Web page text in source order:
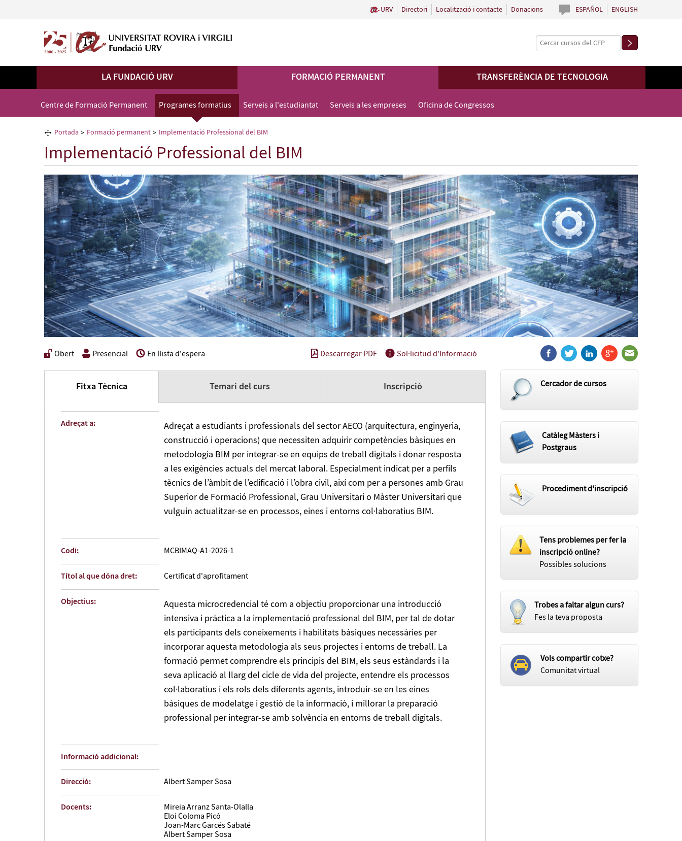
ESPAÑOL ENGLISH
URV Directori Localització i contacte Donacions
LA FUNDACIÓ URV FORMACIÓ PERMANENT TRANSFERÈNCIA DE TECNOLOGIA
Centre de Formació Permanent Programes formatius Serveis a l'estudiantat Serveis a les empreses Oficina de Congressos
Portada Formació permanent Implementació Professional del BIM
Implementació Professional del BIM
Obert Presencial En llista d'espera Descarregar PDF Sol·licitud d'Informació
Fitxa Tècnica
Adreçat a:
Adreçat a estudiants i professionals del sector AECO (arquitectura, enginyeria,
construcció i operacions) que necessiten adquirir competències bàsiques en
metodologia BIM per integrar-se en equips de treball digitals i donar resposta
a les exigències actuals del mercat laboral. Especialment indicat per a perfils
tècnics de l’àmbit de l’edificació i l’obra civil, així com per a persones amb Grau
Superior de Formació Professional, Grau Universitari o Màster Universitari que
vulguin actualitzar-se en processos, eines i entorns col·laboratius BIM.
Codi: MCBIMAQ-A1-2026-1
Títol al que dóna dret: Certificat d'aprofitament
Objectius:
Aquesta microcredencial té com a objectiu proporcionar una introducció
intensiva i pràctica a la implementació professional del BIM, per tal de dotar
els participants dels coneixements i habilitats bàsiques necessàries per
incorporar aquesta metodologia als seus projectes i entorns de treball. La
formació permet comprendre els principis del BIM, els seus estàndards i la
seva aplicació al llarg del cicle de vida del projecte, entendre els processos
col·laboratius i els rols dels diferents agents, introduir-se en les eines
bàsiques de modelatge i gestió de la informació, i millorar la preparació
professional per integrar-se amb solvència en entorns de treball digitals.
Informació addicional:
Direcció: Albert Samper Sosa
Docents:
Mireia Arranz Santa-Olalla
Eloi Coloma Picó
Joan-Marc Garcés Sabaté
Albert Samper Sosa
Temari del curs Inscripció Cercador de cursos
Catàleg Màsters i
Postgraus
Procediment d'inscripció
Tens problemes per fer la
inscripció online?
Possibles solucions
Trobes a faltar algun curs?
Fes la teva proposta
Vols compartir cotxe?
Comunitat virtual